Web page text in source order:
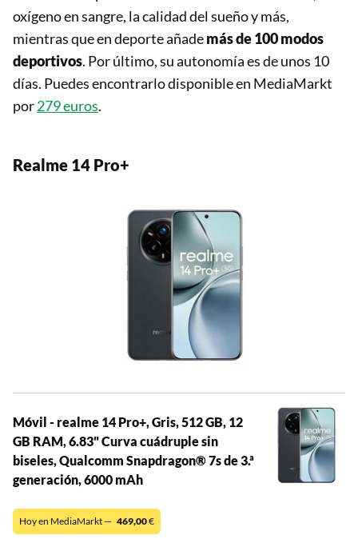
oxígeno en sangre, la calidad del sueño y más,
mientras que en deporte añademás de 100 modos
deportivos. Por último, su autonomía es de unos 10
días. Puedes encontrarlo disponible en MediaMarkt
por279 euros.
Realme 14 Pro+
Móvil - realme 14 Pro+, Gris, 512 GB, 12
GB RAM, 6.83" Curva cuádruple sin
biseles, Qualcomm Snapdragon® 7s de 3.ª
generación, 6000 mAh
Hoy en MediaMarkt — 469,00€